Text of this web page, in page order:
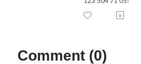
Comment (0)